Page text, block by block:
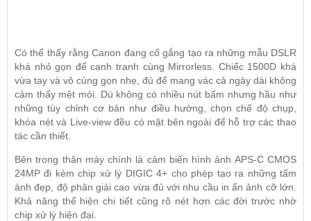
Có thể thấy rằng Canon đang cố gắng tạo ra những mẫu DSLR
khá nhỏ gọn để cạnh tranh cùng Mirrorless. Chiếc 1500D khá
vừa tay và vô cùng gọn nhẹ, đủ để mang vác cả ngày dài không
cảm thấy mệt mỏi. Dù không có nhiều nút bấm nhưng hầu như
những tùy chỉnh cơ bản như điều hướng, chọn chế độ chụp,
khóa nét và Live-view đều có mặt bên ngoài để hỗ trợ các thao
tác cần thiết.
Bên trong thân máy chính là cảm biến hình ảnh APS-C CMOS
24MP đi kèm chip xử lý DIGIC 4+ cho phép tạo ra những tấm
ảnh đẹp, độ phân giải cao vừa đủ với nhu cầu in ấn ảnh cỡ lớn.
Khả năng thể hiện chi tiết cũng rõ nét hơn các đời trước nhờ
chip xử lý hiện đại.